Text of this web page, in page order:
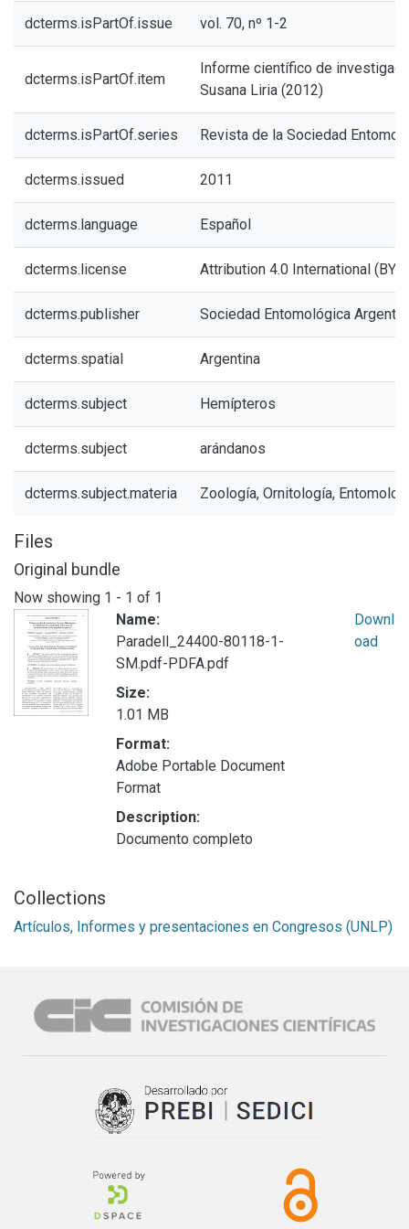
dcterms.isPartOf.issue vol. 70, nº 1-2
dcterms.isPartOf.item
Informe científico de
Susana Liria (2012)
dcterms.isPartOf.series Revista de la Sociedad
dcterms.issued 2011
dcterms.language Español
dcterms.license Attribution 4.0 International (BY
dcterms.publisher Sociedad Entomológica
dcterms.spatial Argentina
dcterms.subject Hemípteros
dcterms.subject arándanos
dcterms.subject.materia Zoología, Ornitología,
Files
Original bundle
Now showing 1 - 1 of 1
Name:
Paradell_24400-80118-1-
SM.pdf-PDFA.pdf
Size:
1.01 MB
Format:
Adobe Portable Document
Format
Description:
Documento completo
Downl
oad
Collections
Artículos, Informes y presentaciones en Congresos (UNLP)